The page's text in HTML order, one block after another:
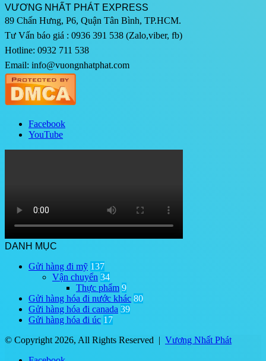
VƯƠNG NHẤT PHÁT EXPRESS
89 Chấn Hưng, P6, Quận Tân Bình, TP.HCM.
Tư Vấn báo giá : 0936 391 538 (Zalo,viber, fb)
Hotline: 0932 711 538
Email: info@vuongnhatphat.com
Facebook
YouTube
DANH MỤC
Gửi hàng đi mỹ 137
Vận chuyển 34
Thực phẩm 9
Gửi hàng hóa đi nước khác 80
Gửi hàng hóa đi canada 39
Gửi hàng hóa đi úc 17
© Copyright 2026, All Rights Reserved | Vương Nhất Phát